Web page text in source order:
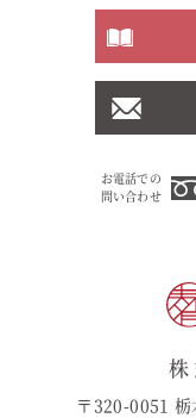
お電話での
問い合わせ
〒320-0051